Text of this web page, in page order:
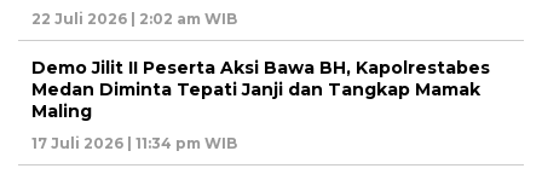
22 Juli 2026 | 2:02 am WIB
Demo Jilit II Peserta Aksi Bawa BH, Kapolrestabes
Medan Diminta Tepati Janji dan Tangkap Mamak
Maling
17 Juli 2026 | 11:34 pm WIB